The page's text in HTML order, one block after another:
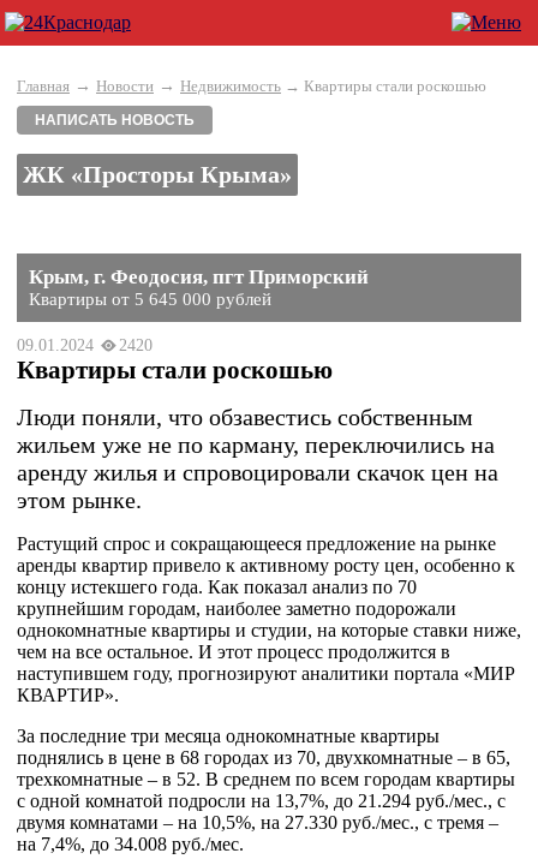
Главная → Новости → Недвижимость → Квартиры стали роскошью
НАПИСАТЬ НОВОСТЬ
ЖК «Просторы Крыма»
Крым, г. Феодосия, пгт Приморский
Квартиры от 5 645 000 рублей
09.01.2024 2420
Квартиры стали роскошью
Люди поняли, что обзавестись собственным
жильем уже не по карману, переключились на
аренду жилья и спровоцировали скачок цен на
этом рынке.
Растущий спрос и сокращающееся предложение на рынке
аренды квартир привело к активному росту цен, особенно к
концу истекшего года. Как показал анализ по 70
крупнейшим городам, наиболее заметно подорожали
однокомнатные квартиры и студии, на которые ставки ниже,
чем на все остальное. И этот процесс продолжится в
наступившем году, прогнозируют аналитики портала «МИР
КВАРТИР».
За последние три месяца однокомнатные квартиры
поднялись в цене в 68 городах из 70, двухкомнатные – в 65,
трехкомнатные – в 52. В среднем по всем городам квартиры
с одной комнатой подросли на 13,7%, до 21.294 руб./мес., с
двумя комнатами – на 10,5%, на 27.330 руб./мес., с тремя –
на 7,4%, до 34.008 руб./мес.